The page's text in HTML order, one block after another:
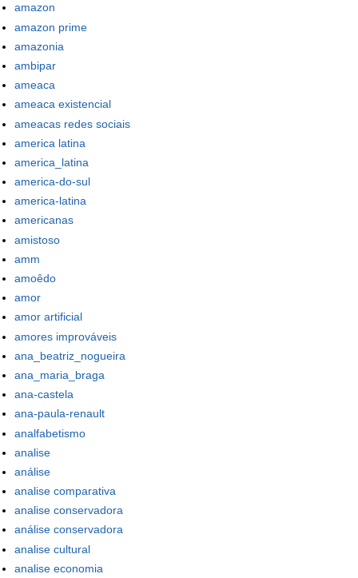
amazon
amazon prime
amazonia
ambipar
ameaca
ameaca existencial
ameacas redes sociais
america latina
america_latina
america-do-sul
america-latina
americanas
amistoso
amm
amoêdo
amor
amor artificial
amores improváveis
ana_beatriz_nogueira
ana_maria_braga
ana-castela
ana-paula-renault
analfabetismo
analise
análise
analise comparativa
analise conservadora
análise conservadora
analise cultural
analise economia